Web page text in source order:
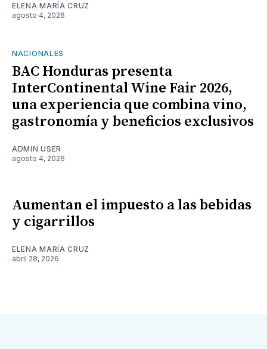
ELENA MARÍA CRUZ
agosto 4, 2026
NACIONALES
BAC Honduras presenta
InterContinental Wine Fair 2026,
una experiencia que combina vino,
gastronomía y beneficios exclusivos
ADMIN USER
agosto 4, 2026
Aumentan el impuesto a las bebidas
y cigarrillos
ELENA MARÍA CRUZ
abril 28, 2026